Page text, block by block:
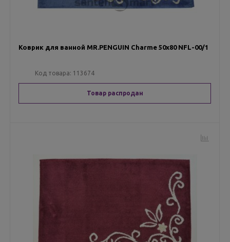
Коврик для ванной MR.PENGUIN Charme 50х80 NFL-00/1
Код товара: 113674
Товар распродан